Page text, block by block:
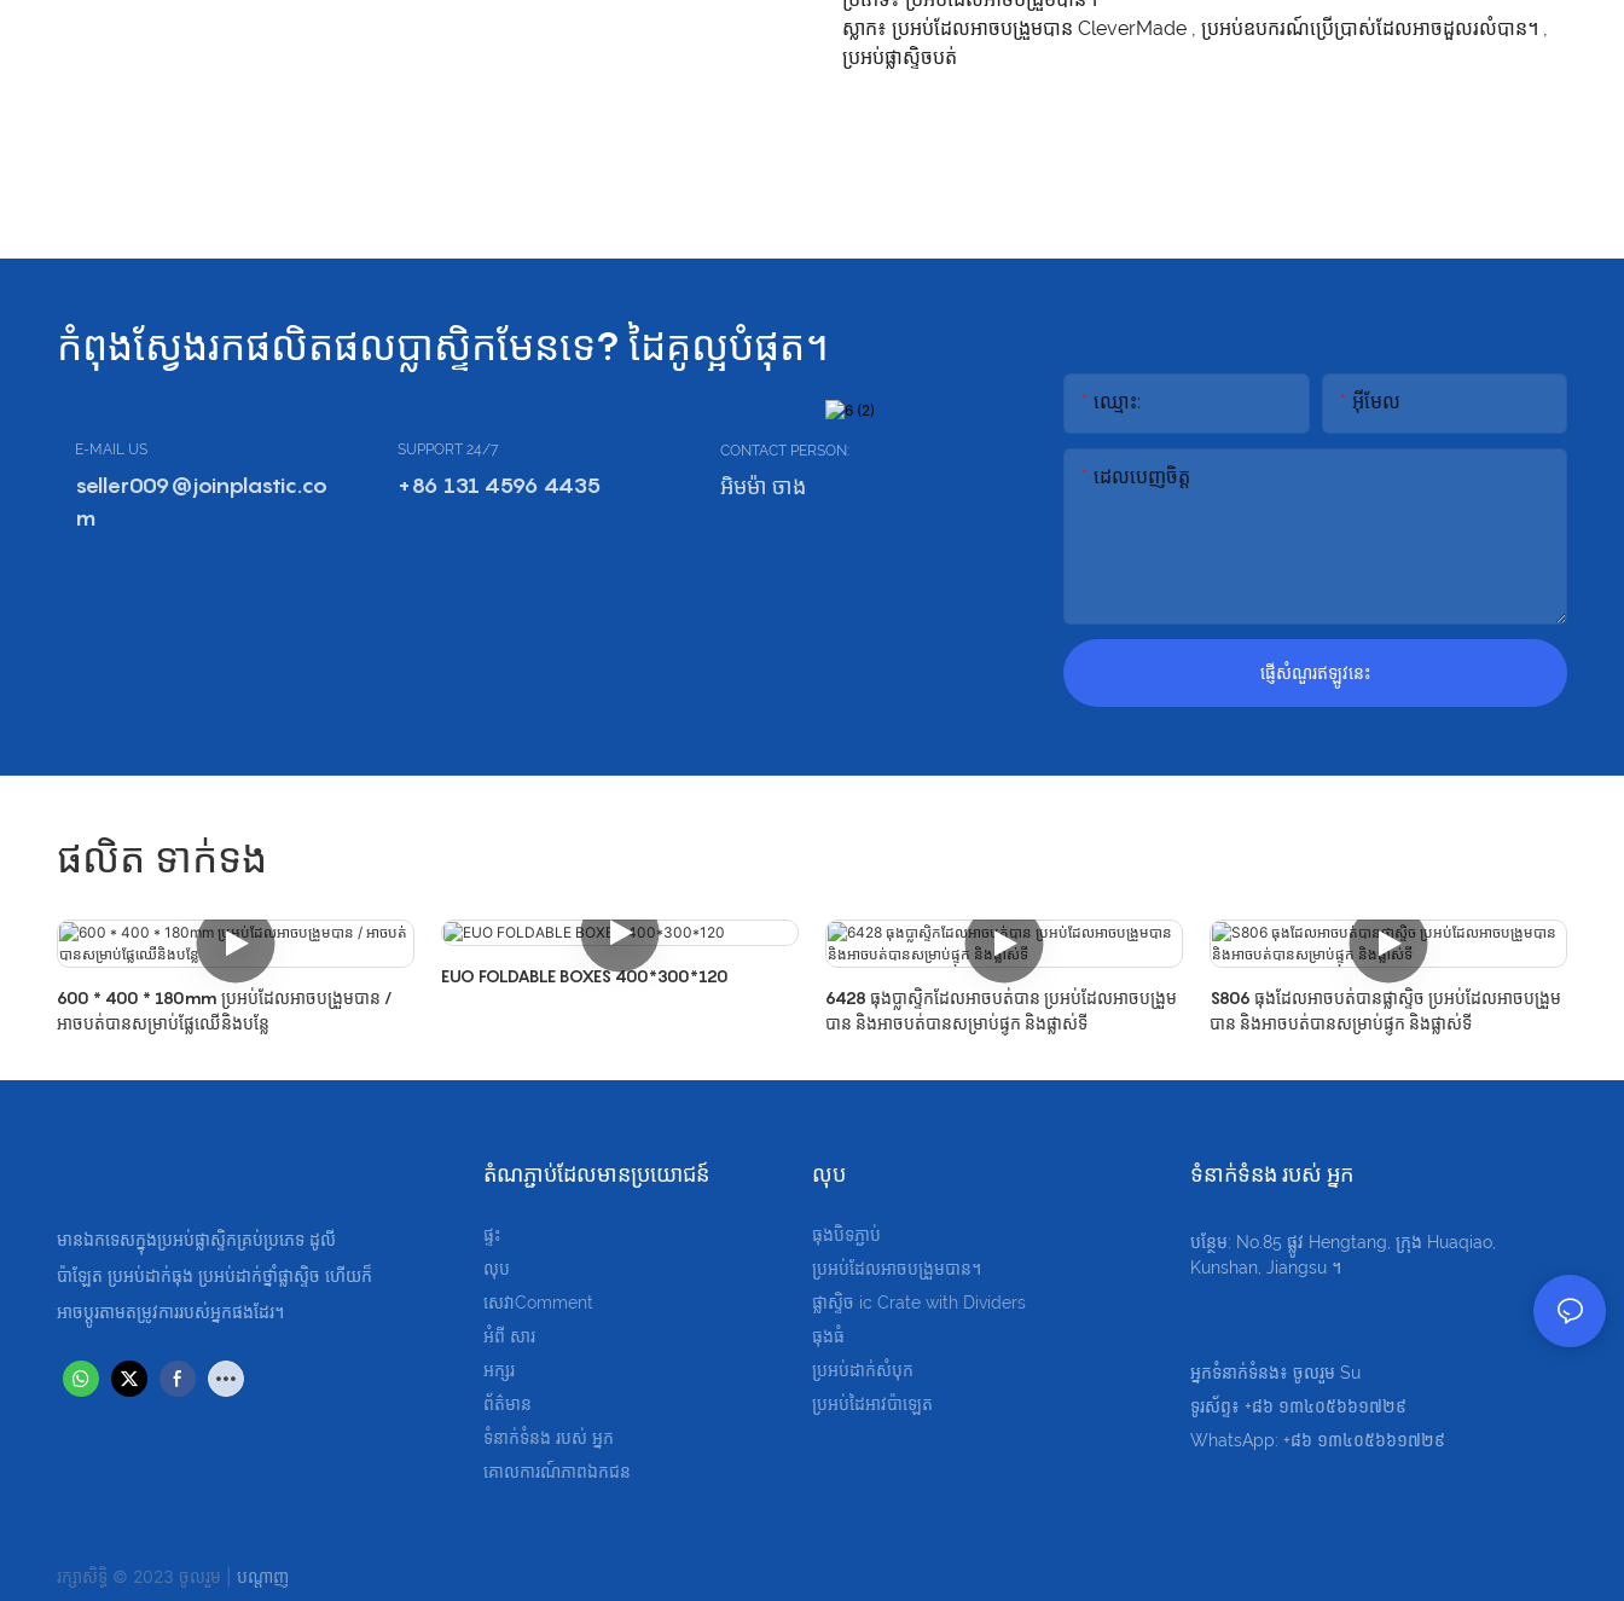
ស្លាក៖ ប្រអប់ដែលអាចបង្រួមបាន CleverMade , ប្រអប់ឧបករណ៍ប្រើប្រាស់ដែលអាចដួលរលំបាន។ ,
ប្រអប់ផ្លាស្ទិចបត់
កំពុងស្វែងរកផលិតផលប្លាស្ទិកមែនទេ? ដៃគូល្អបំផុត។
E-MAIL US
seller009@joinplastic.co
m
SUPPORT 24/7
+86 131 4596 4435
CONTACT PERSON:
អិមម៉ា ចាង
ឈ្មោះ: អ៊ីមែល
ដេលបេញចិត្ដ
ផ្ញើសំណួរឥឡូវនេះ
ផលិត ទាក់ទង
600 * 400 * 180mm ប្រអប់ដែលអាចបង្រួមបាន /
អាចបត់បានសម្រាប់ផ្លែឈើនិងបន្លែ
EUO FOLDABLE BOXES 400*300*120
6428 ធុងប្លាស្ទិកដែលអាចបត់បាន ប្រអប់ដែលអាចបង្រួម
បាន និងអាចបត់បានសម្រាប់ផ្ទុក និងផ្លាស់ទី
S806 ធុងដែលអាចបត់បានផ្លាស្ទិច ប្រអប់ដែលអាចបង្រួម
បាន និងអាចបត់បានសម្រាប់ផ្ទុក និងផ្លាស់ទី
មានឯកទេសក្នុងប្រអប់ផ្លាស្ទិកគ្រប់ប្រភេទ ដូលី
ប៉ាឡែត ប្រអប់ដាក់ធុង ប្រអប់ដាក់ថ្នាំផ្លាស្ទិច ហើយក៏
អាចប្ដូរតាមតម្រូវការរបស់អ្នកផងដែរ។
តំណ​ភ្ជាប់​ដែល​មានប្រយោជន៍
ផ្ទះ
លុប
សេវាComment
អំពី សារ
អក្សរ
ព័ត៌មាន
ទំនាក់ទំនង របស់ អ្នក
គោលការណ៍​ភាព​ឯកជន
លុប
ធុងបិទភ្ជាប់
ប្រអប់ដែលអាចបង្រួមបាន។
ផ្លាស្ទិច ic Crate with Dividers
ធុងធំ
ប្រអប់ដាក់សំបុក
ប្រអប់ដៃអាវប៉ាឡេត
ទំនាក់ទំនង របស់ អ្នក
បន្ថែម: No.85 ផ្លូវ Hengtang, ក្រុង Huaqiao,
Kunshan, Jiangsu ។
អ្នកទំនាក់ទំនង៖ ចូលរួម Su
ទូរស័ព្ទ៖ +៨៦ ១៣៤០៥៦៦១៧២៩
WhatsApp: +៨៦ ១៣៤០៥៦៦១៧២៩
រក្សាសិទ្ធិ © 2023 ចូលរួម | បណ្ដាញ